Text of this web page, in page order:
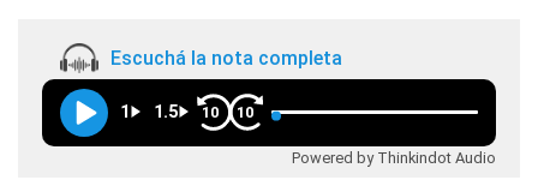
Escuchá la nota completa
1 1.5 10 10
Powered by Thinkindot Audio